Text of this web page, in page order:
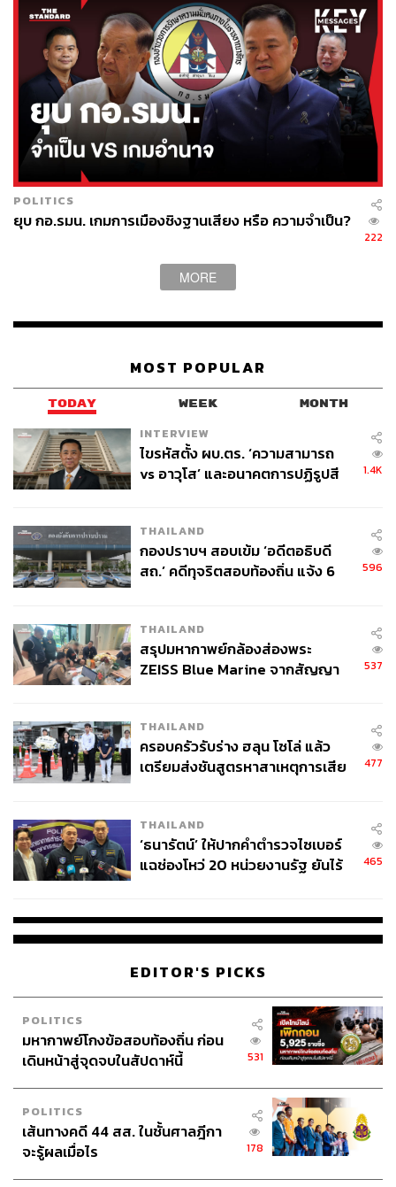
(คสช.) ออกประกาศตามมาตรา 44 เพื่อให้ขยายเวลาการ
บังคับใช้ข้อกำหนดบางประกาศใน พ.ร.ก. การบริหารจัดการ
ของแรงงานต่างด้าวออกไปเป็นเวลา 120 วัน เพื่อให้นายจ้าง
และแรงงานต่างด้าวดำเนินการด้านเอกสารต่างๆ ให้ถูกต้อง
ตามกฎหมาย ทั้งนี้คาดว่าจะเสนอเข้าสู่ที่ประชุมคณะ
รัฐมนตรี และ คสช.ในวันที่ 4 กรกฎาคมนี้
สำหรับ 3 มาตราที่จะถูกชะลอใช้บังคับในพระราช
กำหนดการบริหารจัดการ การทำงานของแรงงานต่างด้าว
พ.ศ. 2560 ได้แก่ มาตรา 101, 102 และ 122 ซึ่งกำหนดค่า
ปรับ รวมถึงบทลงโทษที่รุนแรงกับลูกจ้างและนายจ้างที่ทำผิด
กฎหมาย โดยจะมีผลย้อนไปถึงวันที่ 23 มิถุนายน คือวันที่
มาตรา 101 กำหนดว่า คนต่างด้าวซึ่งมิใช่ผู้เสียหายจากกา
รกระทําความผิดฐานค้ามนุษย์ตามกฎหมายว่าด้วยการ
ทำงานโดยไม่มีใบอนุญาตทำงาน ต้องระวางโทษจําคุกไม่
มาตรา 102 นายจ้างที่จ้างแรงงานต่างด้าวไม่มีใบอนุญาต
ต้องระวางโทษปรับตั้งแต่ 400,000-800,000 บาท ต่อลูกจ้าง
ต่างด้าว 1 คน
มาตรา 122 ผู้ใดนําคนต่างด้าวมาทํางานในประเทศโดย
ไม่ปฏิบัติตามหลักเกณฑ์ วิธีการ และเงื่อนไขที่กฎกระทรวง
กำหนด ต้องระวางโทษจําคุกไม่เกิน 6 เดือน หรือปรับไม่เกิน
อย่างไรก็ตาม พลเอกประวิตรไม่ได้กังวลว่าการเดินทาง
กลับประเทศต้นทางของแรงงานข้ามชาติในช่วงนี้จะเกิด
ปัญหาขาดแคลนแรงงาน เพราะเป็นการเดินทางกลับเพื่อจัด
เท่านั้น
คสช. หนุน พ.ร.ก. แรงงานต่างด้าว สร้างมาตรฐานการดูแล
แรงงานให้เป็นระบบ
แห่งชาติในวันนี้พลเอก เฉลิมชัย สิทธิสาท
รักษาความสงบแห่งชาติ ได้กล่าวถึงการประกาศใช้ พ.ร.ก.
การบริหารจัดการการทำงานของคนต่างด้าว พ.ศ. 2560 ซึ่ง
ปรับปรุงเพื่อบริหารจัดการและจัดระบบแรงงานต่างด้าวให้
เป็นมาตรฐานสอดคล้องกับกฎกติการะหว่างประเทศ จึงขอให้
ทุกหน่วยงาน โดยเฉพาะกองกำลังรักษาความสงบเรียบร้อย
แนวทางในการประสานการปฏิบัติงานร่วมกับส่วนราชการ
ต่างๆ โดยเฉพาะในพื้นที่ที่มีแรงงานต่างด้าวทำงานอยู่เป็น
จำนวนมาก รวมถึงพื้นที่ชายแดน นอกจากนี้ให้ช่วยชี้แจงให้
ประชาชนได้เข้าใจถึงวัตถุประสงค์ของ พ.ร.ก. ดังกล่าว ที่จะ
ช่วยให้การควบคุมและดูแลแรงงานต่างด้าวเป็นมาตรฐานยิ่ง
ขึ้น ก่อให้เกิดผลดีทั้งด้านความมั่นคงและด้านเศรษฐกิจโดย
รวม
POLITICS
ยุบ กอ.รมน. เกมการเมืองชิงฐานเสียง หรือ ความจำเป็น?
222
MORE
MOST POPULAR
TODAY WEEK MONTH
INTERVIEW
ไขรหัสตั้ง ผบ.ตร. ‘ความสามารถ
vs อาวุโส’ และอนาคตการปฏิรูปสี
1.4K
THAILAND
กองปราบฯ สอบเข้ม ‘อดีตอธิบดี
สถ.’ คดีทุจริตสอบท้องถิ่น แจ้ง 6
596
THAILAND
สรุปมหากาพย์กล้องส่องพระ
ZEISS Blue Marine จากสัญญา
จ่ายหนี้-แอบระบุแบรนด์
537
THAILAND
ครอบครัวรับร่าง ฮลุน โซโล่ แล้ว
เตรียมส่งชันสูตรหาสาเหตุการเสีย
477
THAILAND
‘ธนารัตน์’ ให้ปากคำตำรวจไซเบอร์
แฉช่องโหว่ 20 หน่วยงานรัฐ ยันไร้
465
EDITOR'S PICKS
POLITICS
มหากาพย์โกงข้อสอบท้องถิ่น ก่อน
เดินหน้าสู่จุดจบในสัปดาห์นี้
531
POLITICS
เส้นทางคดี 44 สส. ในชั้นศาลฎีกา
จะรู้ผลเมื่อไร
178